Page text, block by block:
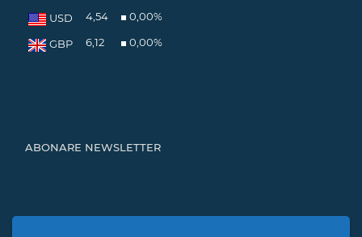
USD 4,54 0,00%
GBP 6,12 0,00%
ABONARE NEWSLETTER